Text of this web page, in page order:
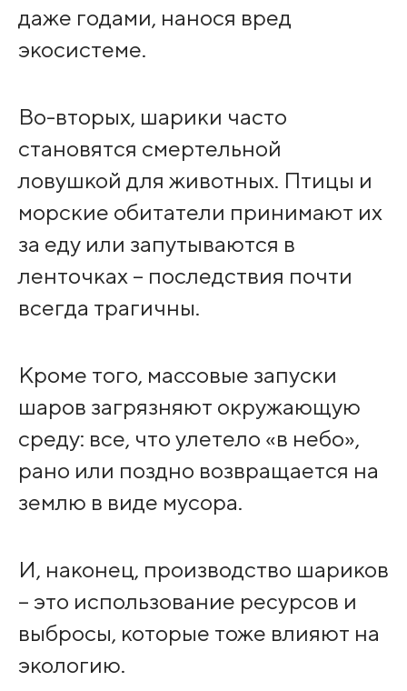
даже годами, нанося вред
экосистеме.
Во-вторых, шарики часто
становятся смертельной
ловушкой для животных. Птицы и
морские обитатели принимают их
за еду или запутываются в
ленточках – последствия почти
всегда трагичны.
Кроме того, массовые запуски
шаров загрязняют окружающую
среду: все, что улетело «в небо»,
рано или поздно возвращается на
землю в виде мусора.
И, наконец, производство шариков
– это использование ресурсов и
выбросы, которые тоже влияют на
экологию.